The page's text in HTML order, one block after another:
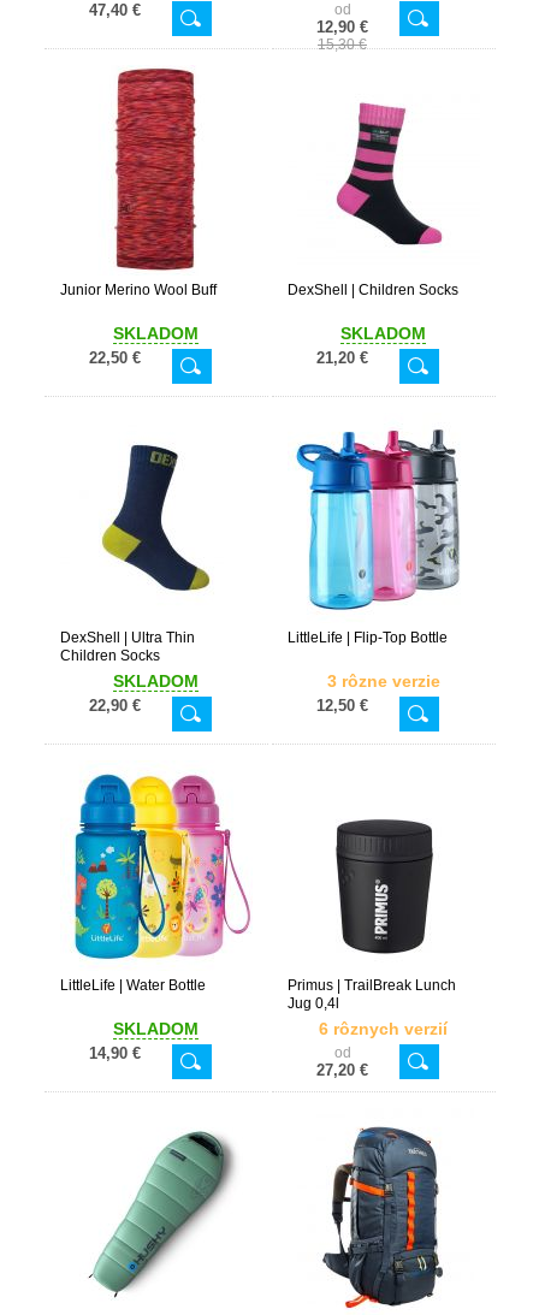
47,40 € od
12,90 €
15,30 €
Junior Merino Wool Buff
SKLADOM
22,50 €
DexShell | Children Socks
SKLADOM
21,20 €
DexShell | Ultra Thin
Children Socks
SKLADOM
22,90 €
LittleLife | Flip-Top Bottle
3 rôzne verzie
12,50 €
LittleLife | Water Bottle
SKLADOM
14,90 €
Primus | TrailBreak Lunch
Jug 0,4l
6 rôznych verzií
od
27,20 €